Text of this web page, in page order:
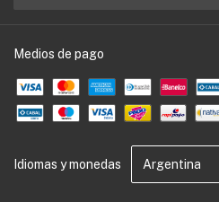
Medios de pago
Idiomas y monedas